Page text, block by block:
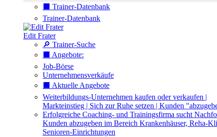
⬛️ Trainer-Datenbank
Trainer-Datenbank
Edit Frater
🔎 Trainer-Suche
⬛️ Angebote:
Job-Börse
Unternehmensverkäufe
⬛️ Aktuelle Angebote
Weiterbildungs-Unternehmen kaufen oder verkaufen |
Markteinstieg | Sich zur Ruhe setzen | Kunden
Erfolgreiche Coaching- und Trainingsfirma sucht
Kunden abzugeben im Bereich Krankenhäuser, Reha-
Senioren-Einrichtungen